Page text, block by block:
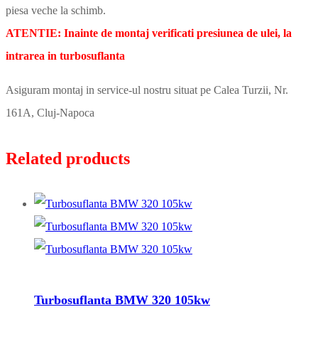
piesa veche la schimb.
ATENTIE: Inainte de montaj verificati presiunea de ulei, la
intrarea in turbosuflanta
Asiguram montaj in service-ul nostru situat pe Calea Turzii, Nr.
161A, Cluj-Napoca
Related products
Turbosuflanta BMW 320 105kw